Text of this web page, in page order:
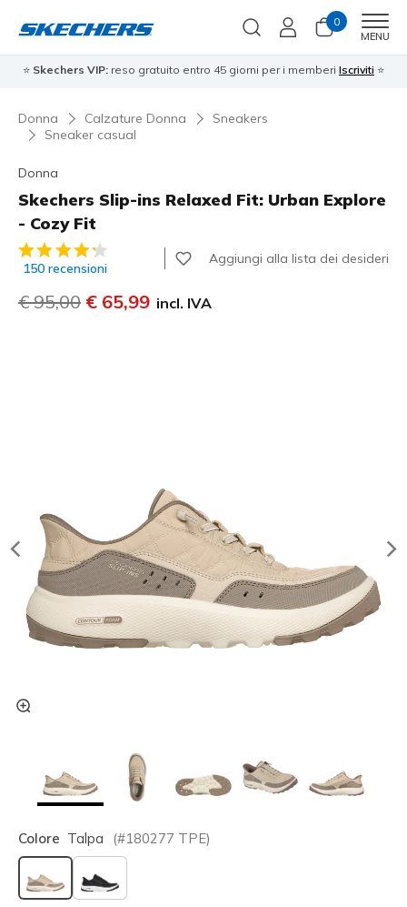
0
MENU
⭐ Skechers VIP: reso gratuito entro 45 giorni per i memberi Iscriviti ⭐
Donna Calzature Donna
Sneakers
Sneaker casual
Donna
Skechers Slip-ins Relaxed Fit: Urban Explore
- Cozy Fit
Valutazione cliente 4,4 su 5
150 recensioni
Aggiungi alla lista dei desideri
Prezzo ridotto da
€ 95,00 per
€ 65,99 incl. IVA
Colore Talpa (#180277 TPE)